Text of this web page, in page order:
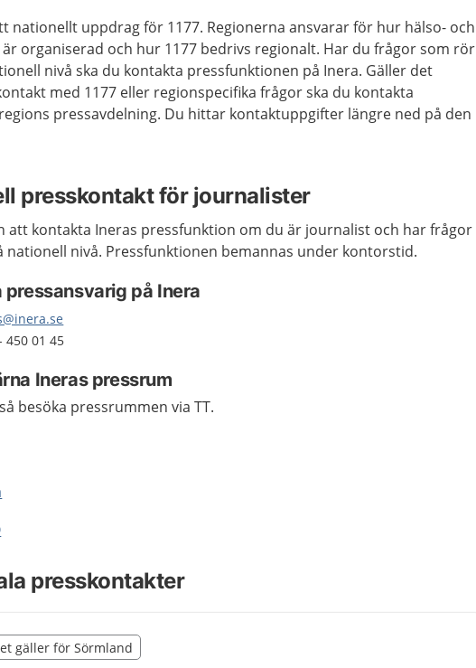
nationellt uppdrag för 1177. Regionerna ansvarar för hur hälso- och
organiserad och hur 1177 bedrivs regionalt. Har du frågor som rör
nivå ska du kontakta pressfunktionen på Inera. Gäller det
med 1177 eller regionspecifika frågor ska du kontakta
pressavdelning. Du hittar kontaktuppgifter längre ned på den
presskontakt för journalister
att kontakta Ineras pressfunktion om du är journalist och har frågor
nationell nivå. Pressfunktionen bemannas under kontorstid.
pressansvarig på Inera
450 01 45
Ineras pressrum
besöka pressrummen via TT.
presskontakter
gäller region Sörmland
gäller för Sörmland
regionala tillägget från region Sörmland